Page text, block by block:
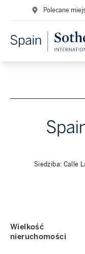
Polecane
Siedziba: Calle
Wielkość
nieruchomości